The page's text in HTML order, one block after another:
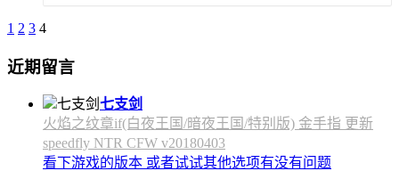
1 2 3 4
近期留言
七支剑
火焰之纹章if(白夜王国/暗夜王国/特别版) 金手指 更新
speedfly NTR CFW v20180403
看下游戏的版本 或者试试其他选项有没有问题